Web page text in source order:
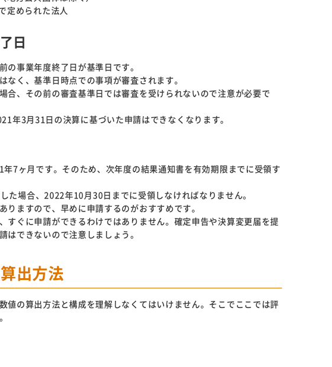
定められた法人
日
事業年度終了日が基準日です。
く、基準日時点での事項が審査されます。
合、その前の審査基準日では審査を受けられないので注意が必要で
年3月31日の決算に基づいた申請はできなくなります。
7ヶ月です。そのため、次年度の結果通知書を有効期限までに受領す
た場合、2022年10月30日までに受領しなければなりません。
ますので、早めに申請するのがおすすめです。
すぐに申請ができるわけではありません。確定申告や決算変更届を提
できないので注意しましょう。
出方法
値の算出方法と構成を理解しなくてはいけません。そこでここでは評